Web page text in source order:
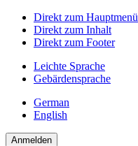
Direkt zum Hauptmenü
Direkt zum Inhalt
Direkt zum Footer
Leichte Sprache
Gebärdensprache
German
English
Anmelden